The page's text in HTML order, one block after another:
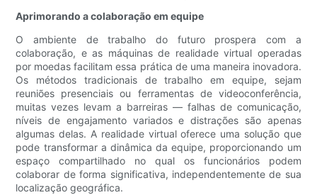
Aprimorando a colaboração em equipe
O ambiente de trabalho do futuro prospera com a
colaboração, e as máquinas de realidade virtual operadas
por moedas facilitam essa prática de uma maneira inovadora.
Os métodos tradicionais de trabalho em equipe, sejam
reuniões presenciais ou ferramentas de videoconferência,
muitas vezes levam a barreiras — falhas de comunicação,
níveis de engajamento variados e distrações são apenas
algumas delas. A realidade virtual oferece uma solução que
pode transformar a dinâmica da equipe, proporcionando um
espaço compartilhado no qual os funcionários podem
colaborar de forma significativa, independentemente de sua
localização geográfica.